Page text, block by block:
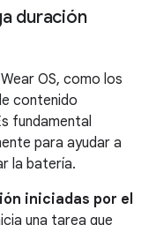
duración
OS, como los
contenido
fundamental
para ayudar a
la batería.
iniciadas por el
una tarea que